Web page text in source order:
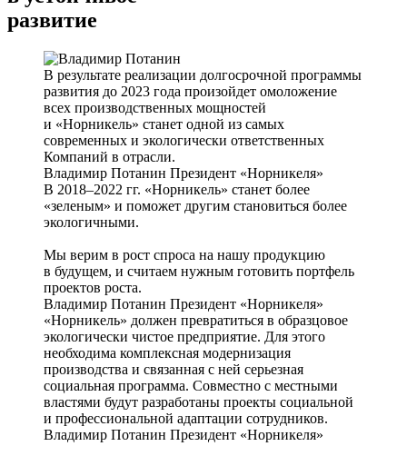
развитие
В результате реализации долгосрочной программы
развития до 2023 года произойдет омоложение
всех производственных мощностей
и «Норникель» станет одной из самых
современных и экологически ответственных
Компаний в отрасли.
Владимир Потанин Президент «Норникеля»
В 2018–2022 гг. «Норникель» станет более
«зеленым» и поможет другим становиться более
экологичными.
Мы верим в рост спроса на нашу продукцию
в будущем, и считаем нужным готовить портфель
проектов роста.
Владимир Потанин Президент «Норникеля»
«Норникель» должен превратиться в образцовое
экологически чистое предприятие. Для этого
необходима комплексная модернизация
производства и связанная с ней серьезная
социальная программа. Совместно с местными
властями будут разработаны проекты социальной
и профессиональной адаптации сотрудников.
Владимир Потанин Президент «Норникеля»